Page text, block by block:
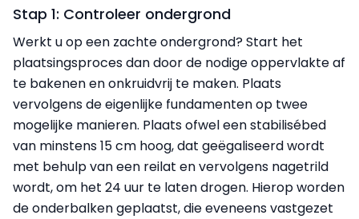
Stap 1: Controleer ondergrond
Werkt u op een zachte ondergrond? Start het
plaatsingsproces dan door de nodige oppervlakte af
te bakenen en onkruidvrij te maken. Plaats
vervolgens de eigenlijke fundamenten op twee
mogelijke manieren. Plaats ofwel een stabilisébed
van minstens 15 cm hoog, dat geëgaliseerd wordt
met behulp van een reilat en vervolgens nagetrild
wordt, om het 24 uur te laten drogen. Hierop worden
de onderbalken geplaatst, die eveneens vastgezet